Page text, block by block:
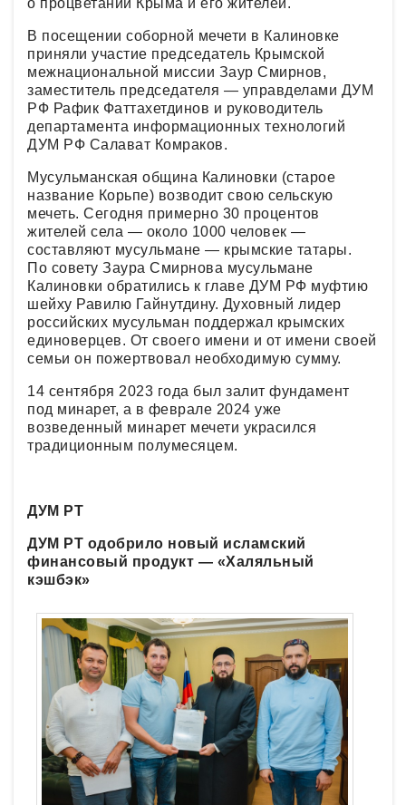
о процветании Крыма и его жителей.
В посещении соборной мечети в Калиновке
приняли участие председатель Крымской
межнациональной миссии Заур Смирнов,
заместитель председателя — управделами ДУМ
РФ Рафик Фаттахетдинов и руководитель
департамента информационных технологий
ДУМ РФ Салават Комраков.
Мусульманская община Калиновки (старое
название Корьпе) возводит свою сельскую
мечеть. Сегодня примерно 30 процентов
жителей села — около 1000 человек —
составляют мусульмане — крымские татары.
По совету Заура Смирнова мусульмане
Калиновки обратились к главе ДУМ РФ муфтию
шейху Равилю Гайнутдину. Духовный лидер
российских мусульман поддержал крымских
единоверцев. От своего имени и от имени своей
семьи он пожертвовал необходимую сумму.
14 сентября 2023 года был залит фундамент
под минарет, а в феврале 2024 уже
возведенный минарет мечети украсился
традиционным полумесяцем.
ДУМ РТ
ДУМ РТ одобрило новый исламский
финансовый продукт — «Халяльный
кэшбэк»